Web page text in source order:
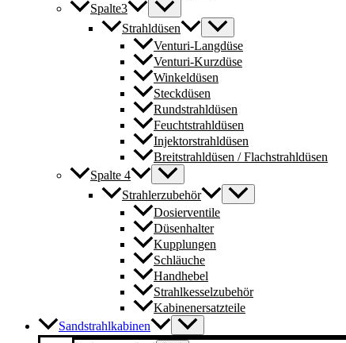
Spalte3
Strahldüsen
Venturi-Langdüse
Venturi-Kurzdüse
Winkeldüsen
Steckdüsen
Rundstrahldüsen
Feuchtstrahldüsen
Injektorstrahldüsen
Breitstrahldüsen / Flachstrahldüsen
Spalte 4
Strahlerzubehör
Dosierventile
Düsenhalter
Kupplungen
Schläuche
Handhebel
Strahlkesselzubehör
Kabinenersatzteile
Sandstrahlkabinen